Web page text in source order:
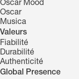
Oscar Mood
Oscar
Musica
Valeurs
Fiabilité
Durabilité
Authenticité
Global Presence